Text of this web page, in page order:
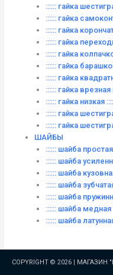
:::::: гайка
:::::: гайка
:::::: гайка
:::::: гайка
:::::: гайка
:::::: гайка
:::::: гайка
:::::: гайка
:::::: гайка низкая
:::::: гайка
:::::: гайка
ШАЙБЫ
:::::: шайба простая
:::::: шайба
:::::: шайба
:::::: шайба
:::::: шайба
:::::: шайба медная
:::::: шайба
COPYRIGHT © 2026 | МАГАЗИН